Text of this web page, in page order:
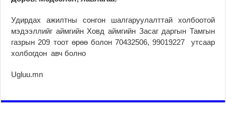
Удирдах ажилтны сонгон шалгаруулалттай холбоотой
мэдээллийг аймгийн Ховд аймгийн Засаг даргын Тамгын
газрын 209 тоот өрөө болон 70432506, 99019227 утсаар
холбогдон авч болно
Ugluu.mn